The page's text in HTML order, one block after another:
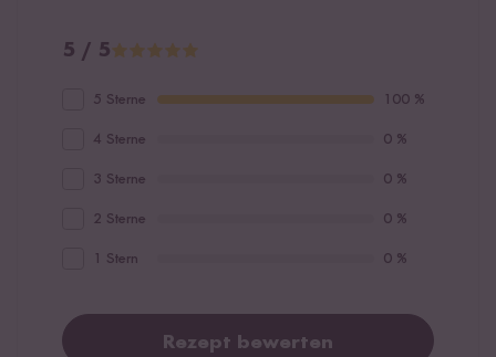
5 / 5
5 Sterne 100 %
4 Sterne 0 %
3 Sterne 0 %
2 Sterne 0 %
1 Stern 0 %
Rezept bewerten